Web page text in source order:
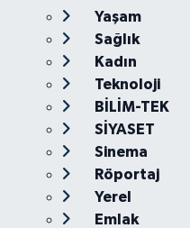
Yaşam
Sağlık
Kadın
Teknoloji
BİLİM-TEK
SİYASET
Sinema
Röportaj
Yerel
Emlak